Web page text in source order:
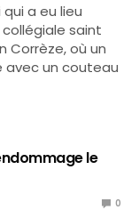
a eu lieu
collégiale saint
Corrèze, où un
un couteau
le
0